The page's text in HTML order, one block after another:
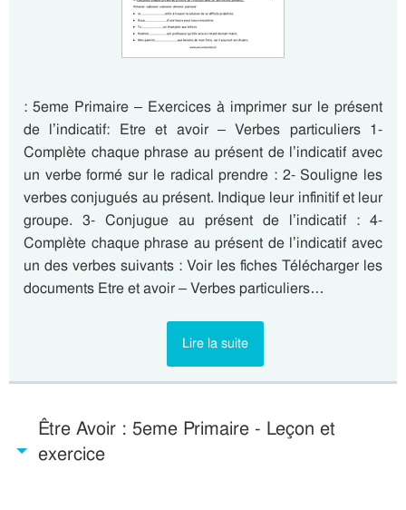
: 5eme Primaire – Exercices à imprimer sur le présent
de l’indicatif: Etre et avoir – Verbes particuliers 1-
Complète chaque phrase au présent de l’indicatif avec
un verbe formé sur le radical prendre : 2- Souligne les
verbes conjugués au présent. Indique leur infinitif et leur
groupe. 3- Conjugue au présent de l’indicatif : 4-
Complète chaque phrase au présent de l’indicatif avec
un des verbes suivants : Voir les fiches Télécharger les
documents Etre et avoir – Verbes particuliers…
Lire la suite
Être Avoir : 5eme Primaire - Leçon et
exercice